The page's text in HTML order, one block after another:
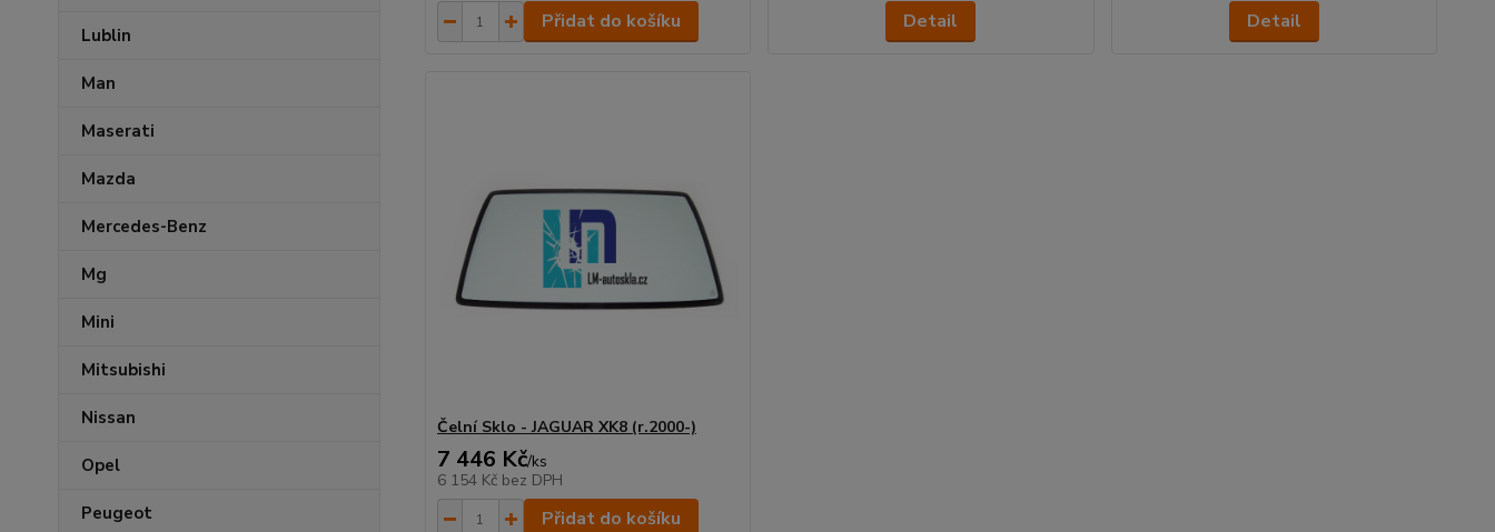
Lublin
Man
Maserati
Mazda
Mercedes-Benz
Mg
Mini
Mitsubishi
Nissan
Opel
Peugeot
Přidat do košíku Detail Detail
Čelní Sklo - JAGUAR XK8 (r.2000-)
7 446 Kč/ks
6 154 Kč bez DPH
Přidat do košíku